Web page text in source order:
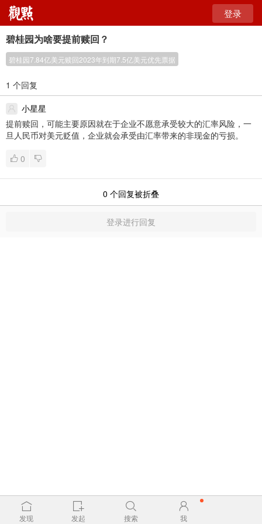
登录
碧桂园为啥要提前赎回？
碧桂园7.84亿美元赎回2023年到期7.5亿美元优先票据
1 个回复
小星星
提前赎回，可能主要原因就在于企业不愿意承受较大的汇率风险，一
旦人民币对美元贬值，企业就会承受由汇率带来的非现金的亏损。
0
0 个回复被折叠
登录进行回复
发现 发起 搜索 我